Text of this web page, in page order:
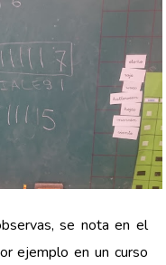
se nota en el
ejemplo en un curso